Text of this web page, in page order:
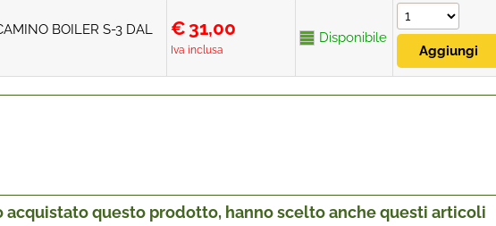
BOILER S-3 DAL
€ 31,00
Iva inclusa
Disponibile
acquistato questo prodotto, hanno scelto anche questi articoli